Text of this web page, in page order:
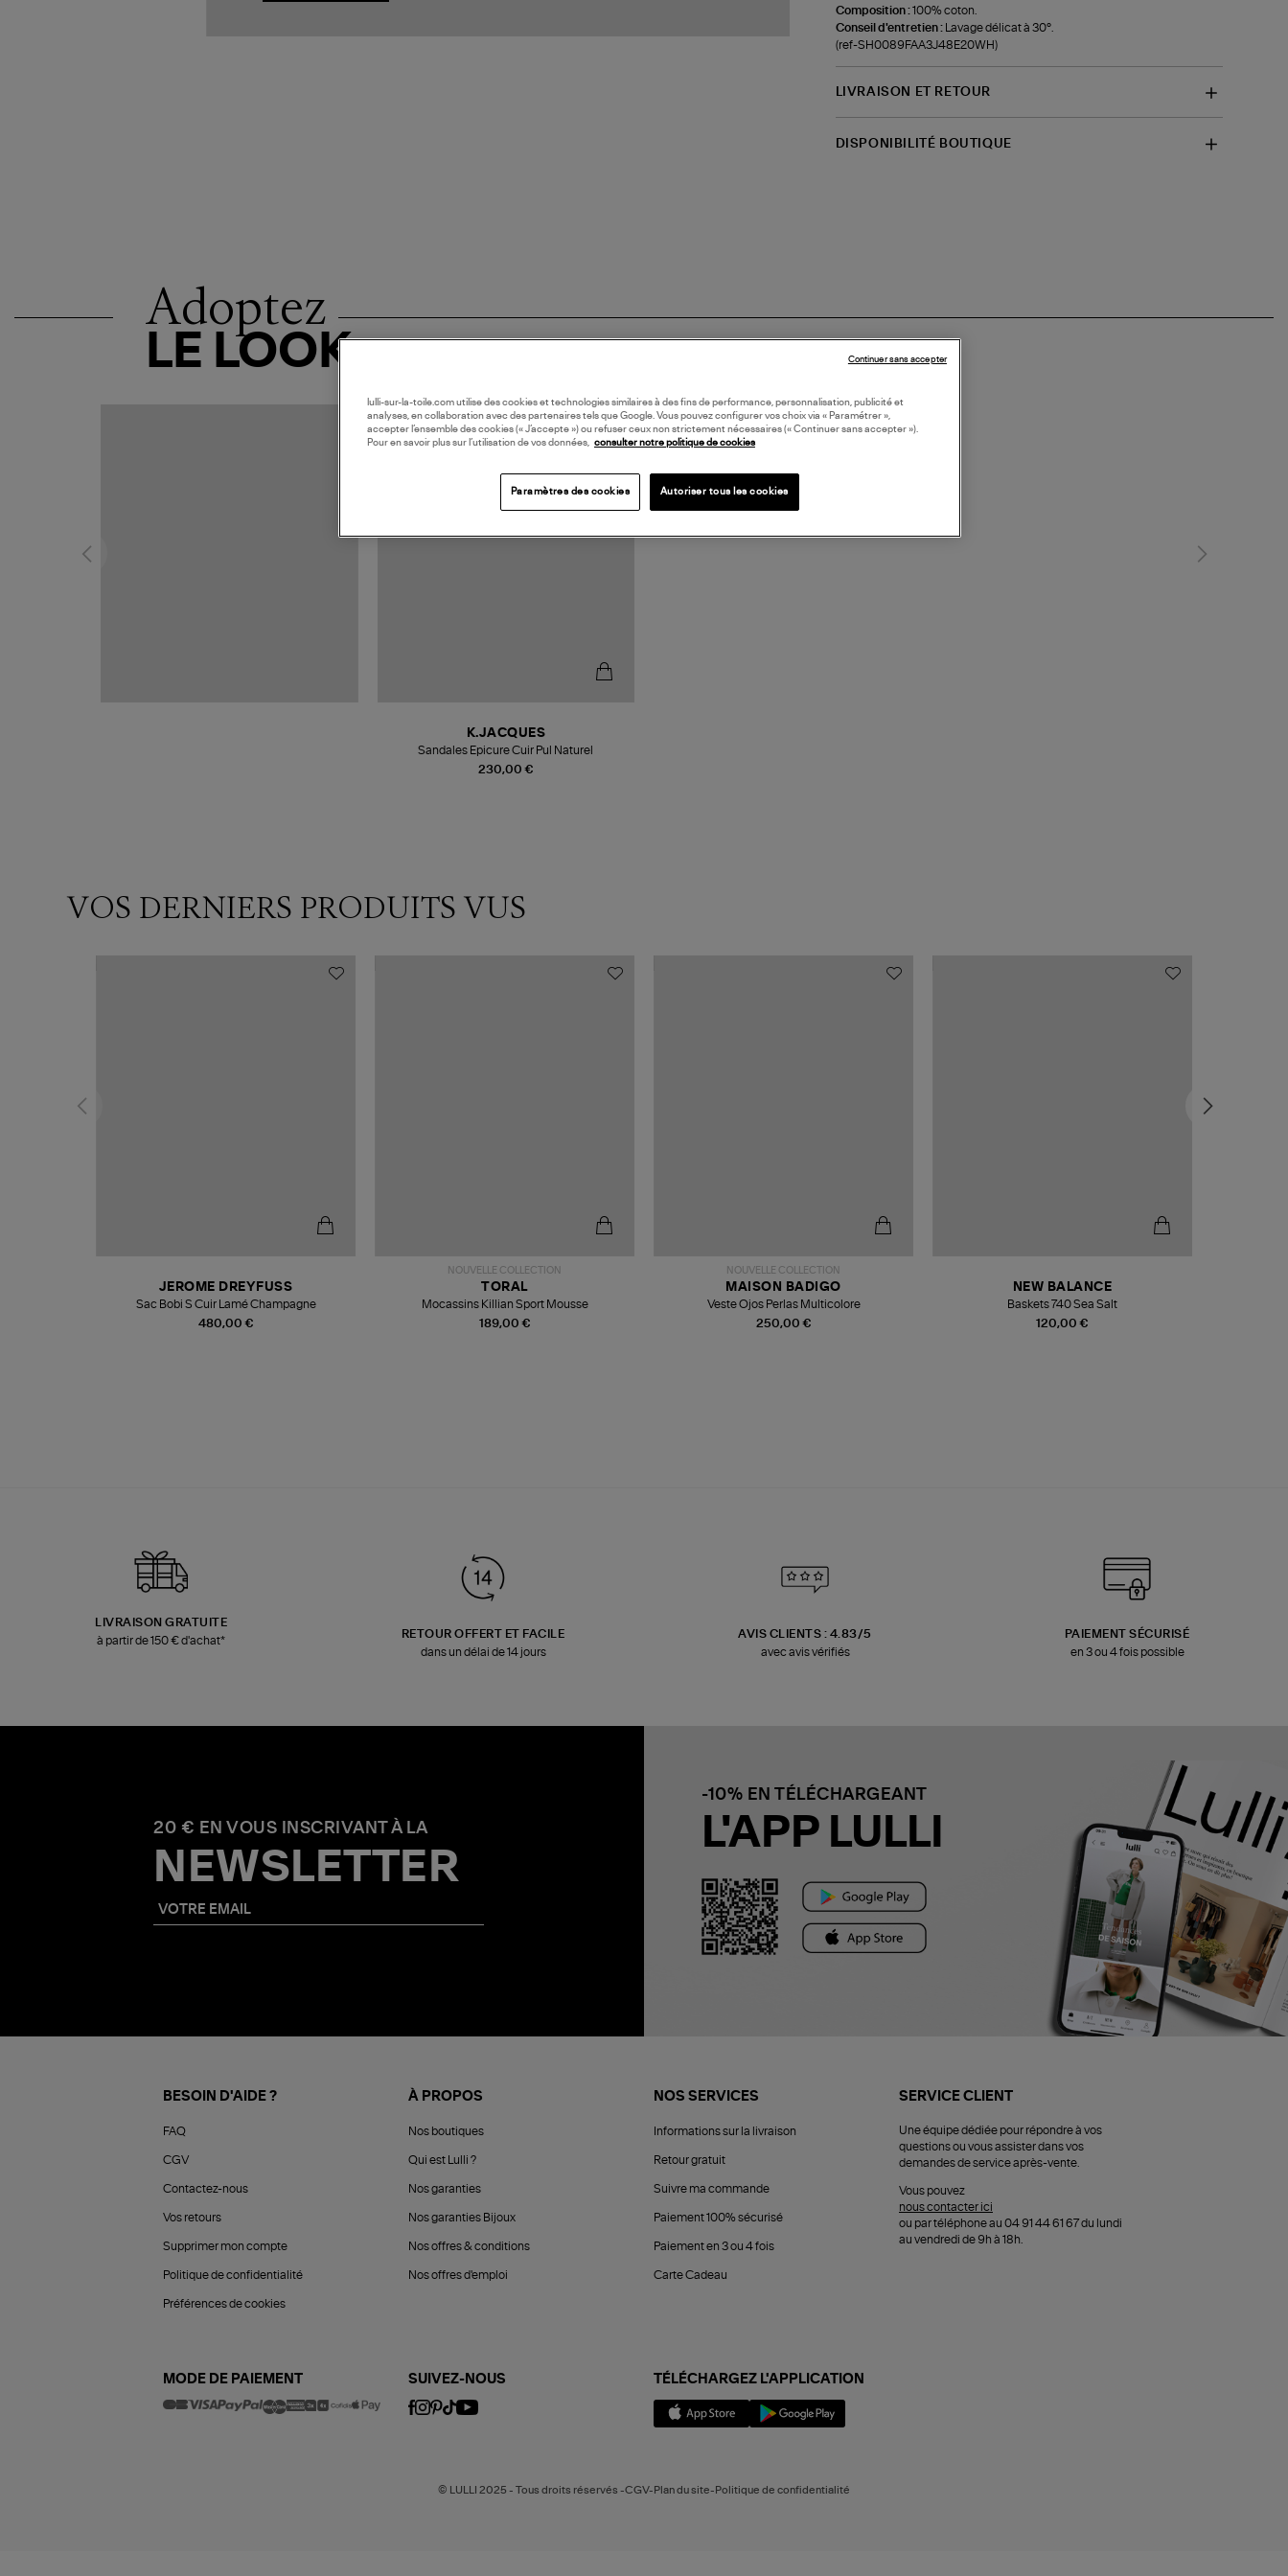
Composition :100% coton.
Conseil d'entretien :
Lavage délicat à 30°.
(ref-SH0089FAA3J48E20WH)
LIVRAISON ET RETOUR
DISPONIBILITÉ BOUTIQUE
Adoptez
LE LOOK
MADE IN FRANCE
230,00 €
K.JACQUES
Sandales Epicure Cuir Pul Naturel
VOS DERNIERS PRODUITS VUS
480,00 €
JEROME DREYFUSS
Sac Bobi S Cuir Lamé Champagne
NOUVELLE COLLECTION
189,00 €
TORAL
Mocassins Killian Sport Mousse
NOUVELLE COLLECTION
250,00 €
MAISON BADIGO
Veste Ojos Perlas Multicolore
120,00 €
NEW BALANCE
Baskets 740 Sea Salt
LIVRAISON GRATUITE
à partir de 150 € d'achat*
RETOUR OFFERT ET FACILE
dans un délai de 14 jours
AVIS CLIENTS : 4.83/5
avec avis vérifiés
PAIEMENT SÉCURISÉ
en 3 ou 4 fois possible
20 € EN VOUS INSCRIVANT À LA
NEWSLETTER
-10% EN TÉLÉCHARGEANT
L'APP LULLI
BESOIN D'AIDE ?
FAQ
CGV
Contactez-nous
Vos retours
Supprimer mon compte
Politique de confidentialité
Préférences de cookies
À PROPOS
Nos boutiques
Qui est Lulli ?
Nos garanties
Nos garanties Bijoux
Nos offres & conditions
Nos offres d'emploi
NOS SERVICES
Informations sur la livraison
Retour gratuit
Suivre ma commande
Paiement 100% sécurisé
Paiement en 3 ou 4 fois
Carte Cadeau
SERVICE CLIENT
Une équipe dédiée pour répondre à vos
questions ou vous assister dans vos
demandes de service après-vente.
Vous pouvez
nous contacter ici
ou par téléphone au 04 91 44 61 67 du lundi
au vendredi de 9h à 18h.
MODE DE PAIEMENT SUIVEZ-NOUS TÉLÉCHARGEZ L'APPLICATION
© LULLI 2025 - Tous droits réservés -CGV-Plan du site-Politique de confidentialité
lulli-sur-la-toile.com utilise des cookies et technologies similaires à des fins de performance, personnalisation, publicité et
analyses, en collaboration avec des partenaires tels que Google. Vous pouvez configurer vos choix via « Paramétrer »,
accepter l’ensemble des cookies (« J’accepte ») ou refuser ceux non strictement nécessaires (« Continuer sans accepter »).
Pour en savoir plus sur l’utilisation de vos données,
consulter notre politique de cookies
Paramètres des cookies Autoriser tous les cookies
Continuer sans accepter